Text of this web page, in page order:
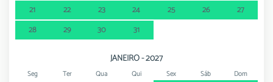
21 22 23 24 25 26
27
28
29 30 31
JANEIRO - 2027
Seg Ter Qua Qui Sex Sáb Dom